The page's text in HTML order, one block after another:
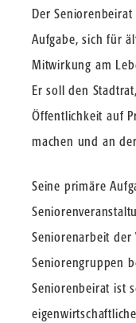
Der
Aufgabe, sich für
Mitwirkung am
Er soll den
Öffentlichkeit auf
machen und an
Seine primäre
Seniorenarbeit der
Seniorengruppen
Seniorenbeirat ist